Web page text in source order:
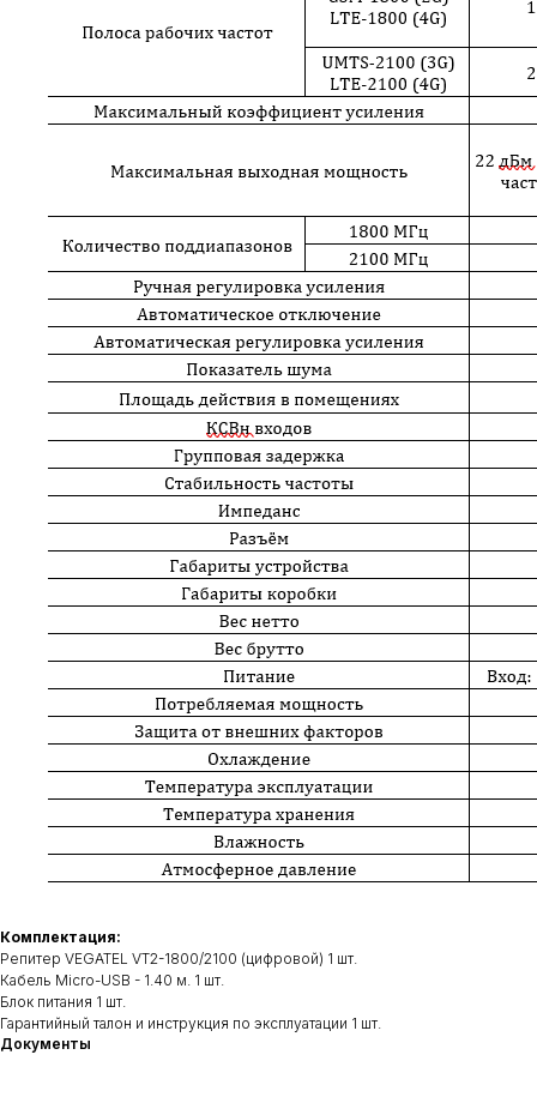
Комплектация:
Репитер VEGATEL VT2-1800/2100 (цифровой) 1 шт.
Кабель Micro-USB - 1.40 м. 1 шт.
Блок питания 1 шт.
Гарантийный талон и инструкция по эксплуатации 1 шт.
Документы